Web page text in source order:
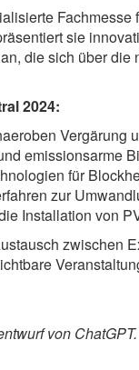
sie
die sich über
2024:
emissionsarme
für
zur
Installation von
zwischen
von